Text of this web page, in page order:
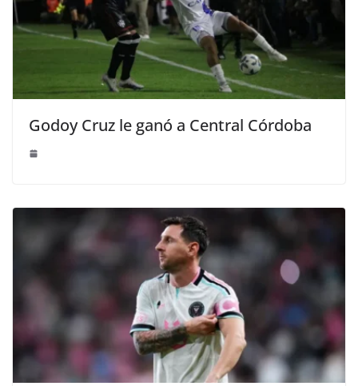
Godoy Cruz le ganó a Central Córdoba